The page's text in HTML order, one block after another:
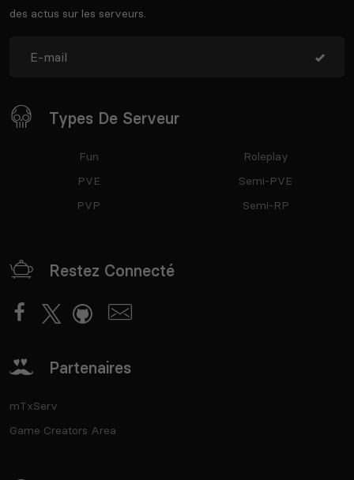
des actus sur les serveurs.
Types De Serveur
Fun
PVE
PVP
Roleplay
Semi-PVE
Semi-RP
Restez Connecté
Partenaires
mTxServ
Game Creators Area